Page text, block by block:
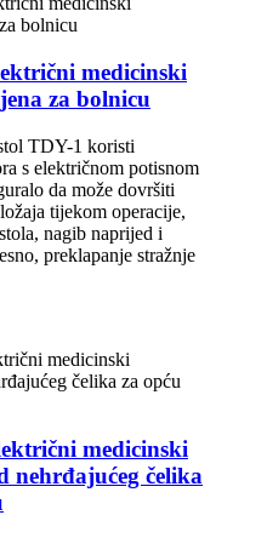
medicinski
za bolnicu
TDY-1 koristi
s električnom potisnom
da može dovršiti
tijekom operacije,
nagib naprijed i
preklapanje stražnje
medicinski
nehrđajućeg čelika